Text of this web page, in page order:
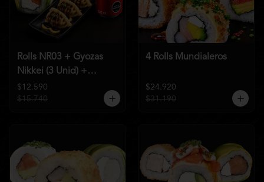
Rolls NR03 + Gyozas
Nikkei (3 Unid) +
Bebida a elección
$12.590
$15.740
4 Rolls Mundialeros
$24.920
$31.190